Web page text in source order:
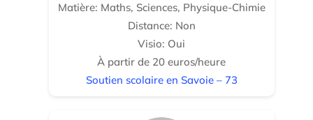
Matière: Maths, Sciences, Physique-Chimie
Distance: Non
Visio: Oui
À partir de 20 euros/heure
Soutien scolaire en Savoie – 73